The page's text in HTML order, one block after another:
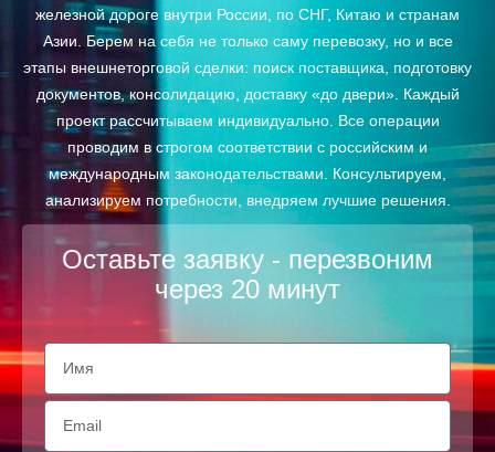
железной дороге внутри России, по СНГ, Китаю и странам
Азии. Берем на себя не только саму перевозку, но и все
этапы внешнеторговой сделки: поиск поставщика, подготовку
документов, консолидацию, доставку «до двери». Каждый
проект рассчитываем индивидуально. Все операции
проводим в строгом соответствии с российским и
международным законодательствами. Консультируем,
анализируем потребности, внедряем лучшие решения.
Оставьте заявку - перезвоним
через 20 минут